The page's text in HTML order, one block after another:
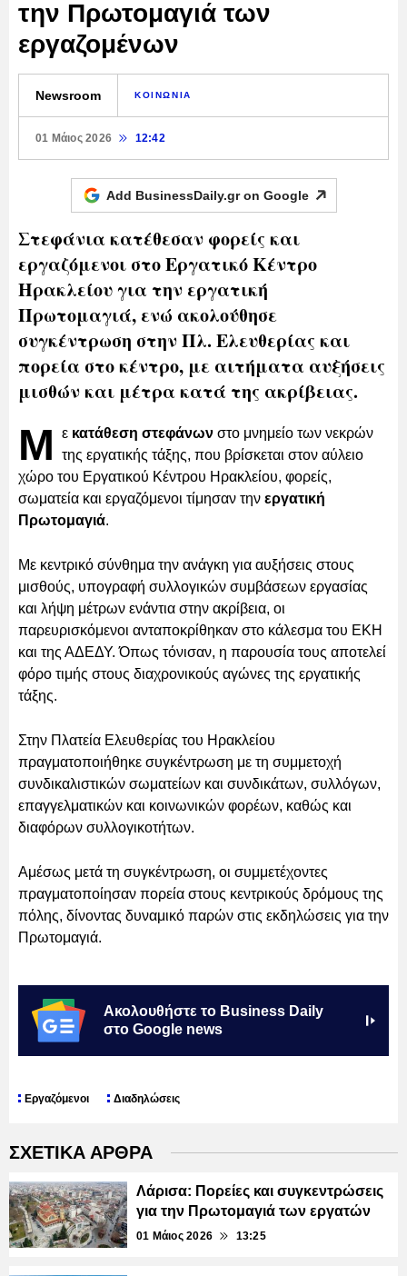
την Πρωτομαγιά των
εργαζομένων
Newsroom ΚΟΙΝΩΝΙΑ
01 Μάιος 2026 12:42
Add BusinessDaily.gr on Google
Στεφάνια κατέθεσαν φορείς και
εργαζόμενοι στο Εργατικό Κέντρο
Ηρακλείου για την εργατική
Πρωτομαγιά, ενώ ακολούθησε
συγκέντρωση στην Πλ. Ελευθερίας και
πορεία στο κέντρο, με αιτήματα αυξήσεις
μισθών και μέτρα κατά της ακρίβειας.
Μ ε κατάθεση στεφάνων στο μνημείο των νεκρών
της εργατικής τάξης, που βρίσκεται στον αύλειο
χώρο του Εργατικού Κέντρου Ηρακλείου, φορείς,
σωματεία και εργαζόμενοι τίμησαν την εργατική
Πρωτομαγιά.
Με κεντρικό σύνθημα την ανάγκη για αυξήσεις στους
μισθούς, υπογραφή συλλογικών συμβάσεων εργασίας
και λήψη μέτρων ενάντια στην ακρίβεια, οι
παρευρισκόμενοι ανταποκρίθηκαν στο κάλεσμα του ΕΚΗ
και της ΑΔΕΔΥ. Όπως τόνισαν, η παρουσία τους αποτελεί
φόρο τιμής στους διαχρονικούς αγώνες της εργατικής
τάξης.
Στην Πλατεία Ελευθερίας του Ηρακλείου
πραγματοποιήθηκε συγκέντρωση με τη συμμετοχή
συνδικαλιστικών σωματείων και συνδικάτων, συλλόγων,
επαγγελματικών και κοινωνικών φορέων, καθώς και
διαφόρων συλλογικοτήτων.
Αμέσως μετά τη συγκέντρωση, οι συμμετέχοντες
πραγματοποίησαν πορεία στους κεντρικούς δρόμους της
πόλης, δίνοντας δυναμικό παρών στις εκδηλώσεις για την
Πρωτομαγιά.
Ακολουθήστε το Business Daily
στο Google news
Εργαζόμενοι Διαδηλώσεις
ΣΧΕΤΙΚΑ ΑΡΘΡΑ
Λάρισα: Πορείες και συγκεντρώσεις
για την Πρωτομαγιά των εργατών
01 Μάιος 2026 13:25